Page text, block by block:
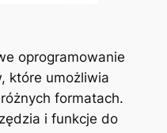
oprogramowanie
które umożliwia
formatach.
i funkcje do